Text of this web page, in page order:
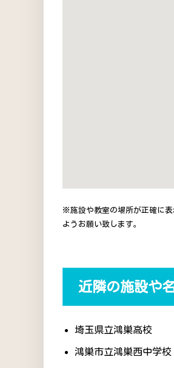
※施設や教室の場所が正確に
ようお願い致します。
近隣の施設や
埼玉県立鴻巣高校
鴻巣市立鴻巣西中学校